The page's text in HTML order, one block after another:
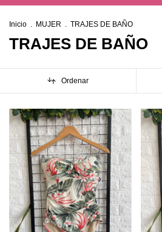
Inicio . MUJER . TRAJES DE BAÑO
TRAJES DE BAÑO
Ordenar